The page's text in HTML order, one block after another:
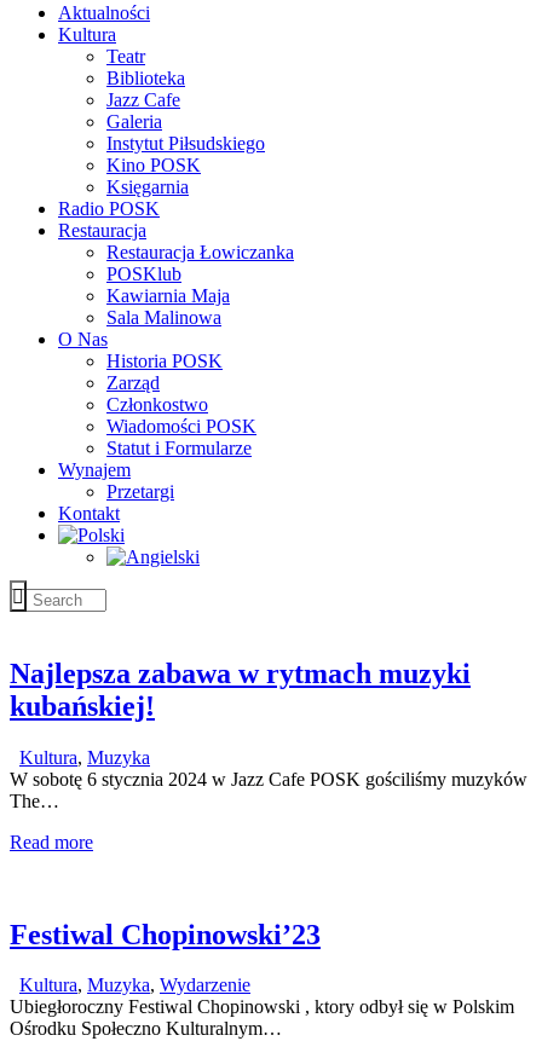
Aktualności
Kultura
Teatr
Biblioteka
Jazz Cafe
Galeria
Instytut Piłsudskiego
Kino POSK
Księgarnia
Radio POSK
Restauracja
Restauracja Łowiczanka
POSKlub
Kawiarnia Maja
Sala Malinowa
O Nas
Historia POSK
Zarząd
Członkostwo
Wiadomości POSK
Statut i Formularze
Wynajem
Przetargi
Kontakt
Najlepsza zabawa w rytmach muzyki
kubańskiej!
Kultura, Muzyka
W sobotę 6 stycznia 2024 w Jazz Cafe POSK gościliśmy muzyków
The…
Read more
Festiwal Chopinowski’23
Kultura, Muzyka, Wydarzenie
Ubiegłoroczny Festiwal Chopinowski , ktory odbył się w Polskim
Ośrodku Społeczno Kulturalnym…